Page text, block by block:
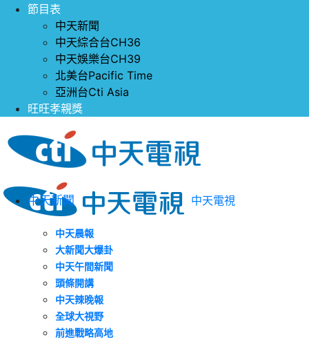
節目表
中天新聞
中天綜合台CH36
中天娛樂台CH39
北美台Pacific Time
亞洲台Cti Asia
旺旺孝親獎
中天電視
中天新聞
中天晨報
大新聞大爆卦
中天午間新聞
頭條開講
中天辣晚報
全球大視野
前進戰略高地